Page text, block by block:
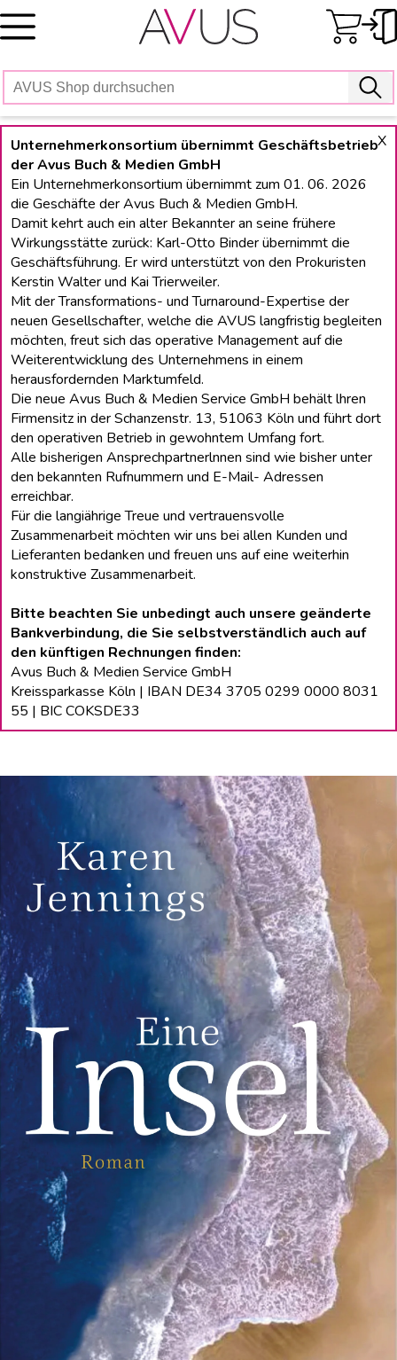
Skip
to
X
Unternehmerkonsortium übernimmt Geschäftsbetrieb
der Avus Buch & Medien GmbH
Ein Unternehmerkonsortium übernimmt zum 01. 06. 2026
die Geschäfte der Avus Buch & Medien GmbH.
Damit kehrt auch ein alter Bekannter an seine frühere
Wirkungsstätte zurück: Karl-Otto Binder übernimmt die
Geschäftsführung. Er wird unterstützt von den Prokuristen
Kerstin Walter und Kai Trierweiler.
Mit der Transformations- und Turnaround-Expertise der
neuen Gesellschafter, welche die AVUS langfristig begleiten
möchten, freut sich das operative Management auf die
Weiterentwicklung des Unternehmens in einem
herausfordernden Marktumfeld.
Die neue Avus Buch & Medien Service GmbH behält lhren
Firmensitz in der Schanzenstr. 13, 51063 Köln und führt dort
den operativen Betrieb in gewohntem Umfang fort.
Alle bisherigen Ansprechpartnerlnnen sind wie bisher unter
den bekannten Rufnummern und E-Mail- Adressen
erreichbar.
Für die langiährige Treue und vertrauensvolle
Zusammenarbeit möchten wir uns bei allen Kunden und
Lieferanten bedanken und freuen uns auf eine weiterhin
konstruktive Zusammenarbeit.
Bitte beachten Sie unbedingt auch unsere geänderte
Bankverbindung, die Sie selbstverständlich auch auf
den künftigen Rechnungen finden:
Avus Buch & Medien Service GmbH
Kreissparkasse Köln | IBAN DE34 3705 0299 0000 8031
55 | BIC COKSDE33